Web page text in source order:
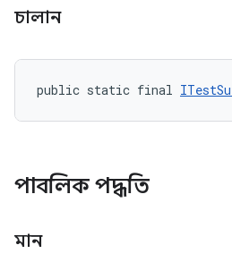
চালান
public static final
পাবলিক পদ্ধতি
মান